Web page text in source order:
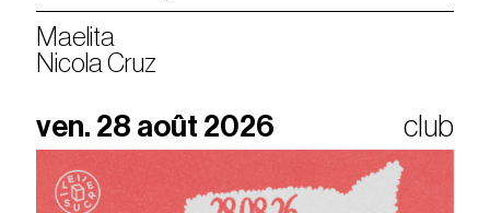
Maelita
Nicola Cruz
ven. 28 août 2026 club